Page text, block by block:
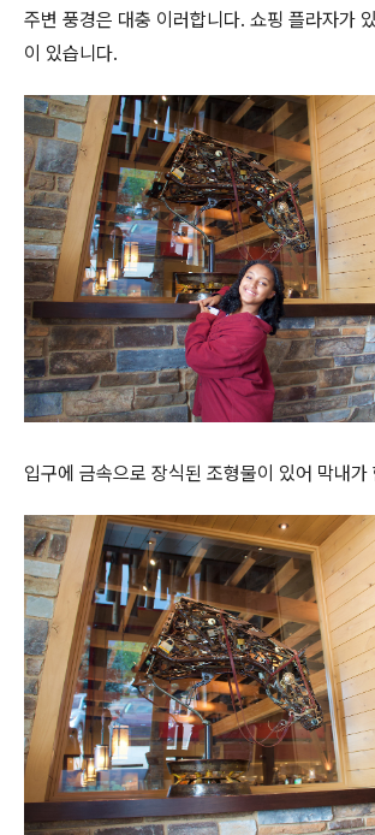
주변 풍경은 대충 이러합니다. 쇼핑 플라자가
이 있습니다.
입구에 금속으로 장식된 조형물이 있어 막내가